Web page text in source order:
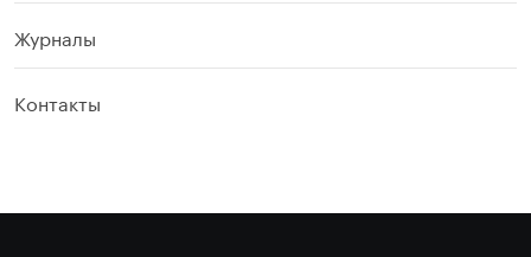
Журналы
Контакты